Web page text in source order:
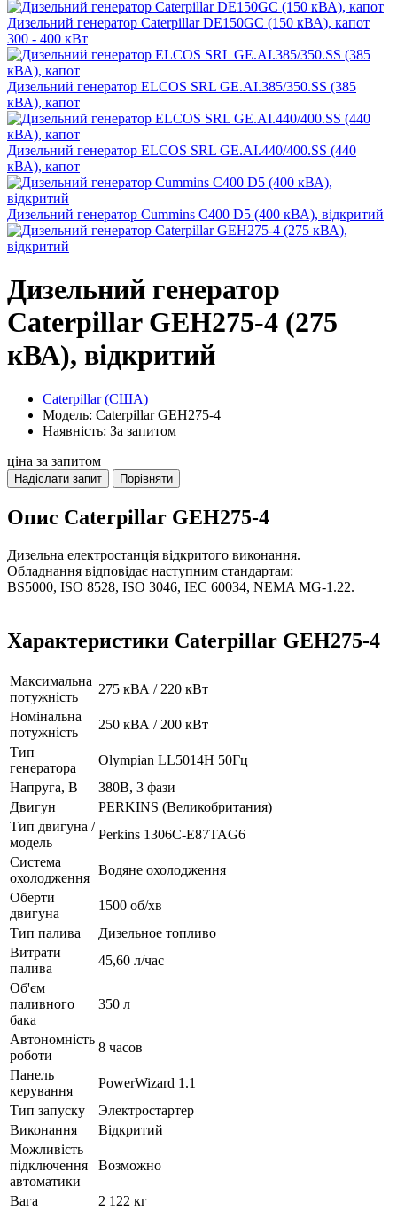
Дизельний генератор Caterpillar DE150GC (150 кВА), капот
300 - 400 кВт
Дизельний генератор ELCOS SRL GE.AI.385/350.SS (385
кВА), капот
Дизельний генератор ELCOS SRL GE.AI.440/400.SS (440
кВА), капот
Дизельний генератор Cummins C400 D5 (400 кВА), відкритий
Дизельний генератор
Caterpillar GEH275-4 (275
кВА), відкритий
Caterpillar (США)
Модель: Caterpillar GEH275-4
Наявність: За запитом
ціна за запитом
Надіслати запит Порівняти
Опис Caterpillar GEH275-4
Дизельна електростанція відкритого виконання.
Обладнання відповідає наступним стандартам:
BS5000, ISO 8528, ISO 3046, IEC 60034, NEMA MG-1.22.
Характеристики Caterpillar GEH275-4
Максимальна
потужність
275 кВА / 220 кВт
Номінальна
потужність
250 кВА / 200 кВт
Тип
генератора
Olympian LL5014H 50Гц
Напруга, В
380В, 3 фази
Двигун
PERKINS (Великобритания)
Тип двигуна /
модель
Perkins 1306C-E87TAG6
Система
охолодження
Водяне охолодження
Оберти
двигуна
1500 об/хв
Тип палива
Дизельное топливо
Витрати
палива
45,60 л/час
Об'єм
паливного
бака
350 л
Автономність
роботи
8 часов
Панель
керування
PowerWizard 1.1
Тип запуску
Электростартер
Виконання
Відкритий
Можливість
підключення
автоматики
Возможно
Вага
2 122 кг